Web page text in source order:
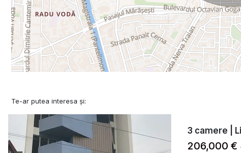
Te-ar putea interesa și:
3 camere |
206,000 €